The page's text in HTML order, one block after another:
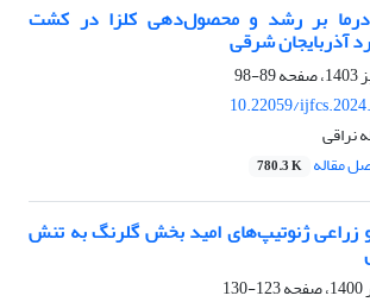
بر رشد و محصول‌دهی کلزا در کشت
آذربایجان شرقی
89-98
10.22059/
نراقی
مقاله 780.3 K
زراعی ژنوتیپ‌های امید بخش گلرنگ به تنش
123-130